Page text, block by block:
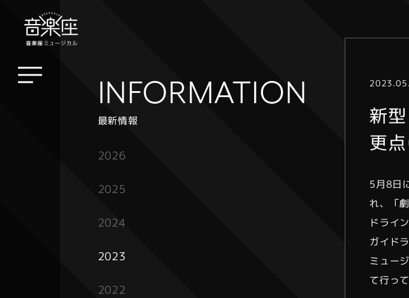
INFORMATION
最新情報
2026
2025
2024
2023
2022
新
更
5月8日
れ、「
ドライ
ガイド
ミュー
て行っ